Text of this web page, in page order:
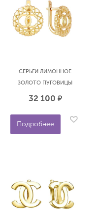
СЕРЬГИ ЛИМОННОЕ
ЗОЛОТО ПУГОВИЦЫ
32 100 р.
Подробнее